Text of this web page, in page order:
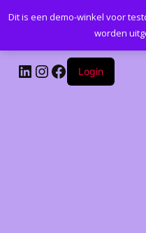
LinkedIn
Instagram
Facebook
Login
Dit is een demo-winkel voor
worden